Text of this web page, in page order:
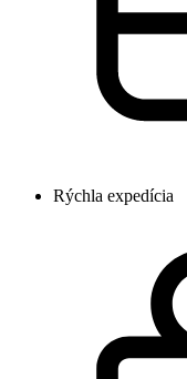
Rýchla expedícia